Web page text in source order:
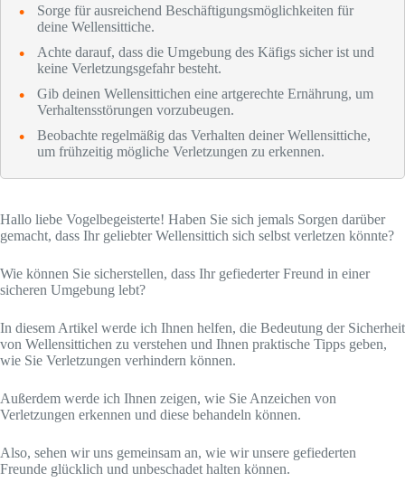
Sorge für ausreichend Beschäftigungsmöglichkeiten für
deine Wellensittiche.
Achte darauf, dass die Umgebung des Käfigs sicher ist und
keine Verletzungsgefahr besteht.
Gib deinen Wellensittichen eine artgerechte Ernährung, um
Verhaltensstörungen vorzubeugen.
Beobachte regelmäßig das Verhalten deiner Wellensittiche,
um frühzeitig mögliche Verletzungen zu erkennen.
Hallo liebe Vogelbegeisterte! Haben Sie sich jemals Sorgen darüber
gemacht, dass Ihr geliebter Wellensittich sich selbst verletzen könnte?
Wie können Sie sicherstellen, dass Ihr gefiederter Freund in einer
sicheren Umgebung lebt?
In diesem Artikel werde ich Ihnen helfen, die Bedeutung der Sicherheit
von Wellensittichen zu verstehen und Ihnen praktische Tipps geben,
wie Sie Verletzungen verhindern können.
Außerdem werde ich Ihnen zeigen, wie Sie Anzeichen von
Verletzungen erkennen und diese behandeln können.
Also, sehen wir uns gemeinsam an, wie wir unsere gefiederten
Freunde glücklich und unbeschadet halten können.